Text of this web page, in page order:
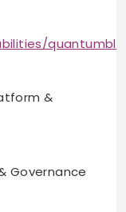
&
Governance